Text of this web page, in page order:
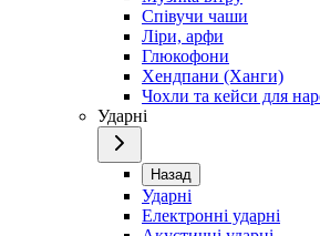
Співучи чаши
Ліри, арфи
Глюкофони
Хендпани (Ханги)
Чохли та кейси для
Ударні
Назад
Ударні
Електронні ударні